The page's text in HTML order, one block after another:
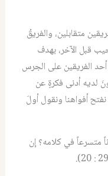
متقابلين، والفريقُ
قبل الآخر، بهدف
الفريقين على الجرس
لديه أدنى فكرةٍ عن
أفواهنا ونقول أولَ
متسرعاً في كلامه؟ إن